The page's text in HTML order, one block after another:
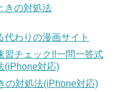
きの対処法
わりの漫画サイト
習チェック!!一問一答式
(iPhone対応)
の対処法(iPhone対応)